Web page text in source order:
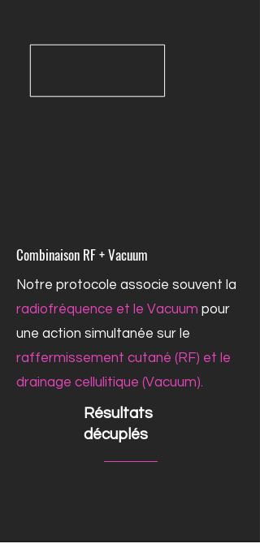
Combinaison RF + Vacuum
Notre protocole associe souvent la
radiofréquence et le Vacuum pour
une action simultanée sur le
raffermissement cutané (RF) et le
drainage cellulitique (Vacuum).
Résultats
décuplés